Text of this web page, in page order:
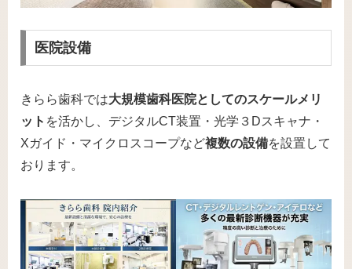
医院設備
きらら歯科では大規模歯科医院としてのスケールメリ
ット を活かし、デジタルCT装置・光学３Dスキャナ・
Xガイド・マイクロスコープなど複数の設備を設置して
おります。